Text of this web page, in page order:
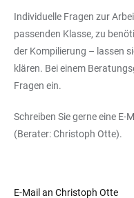
Individuelle Fragen zur
passenden Klasse, zu
der Kompilierung – lassen
klären. Bei einem
Fragen ein.
Schreiben Sie gerne eine E-
(Berater: Christoph Otte).
E-Mail an Christoph Otte